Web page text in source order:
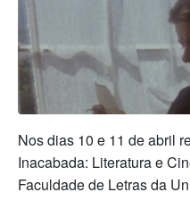
Nos dias 10 e 11 de abril
Inacabada: Literatura e
Faculdade de Letras da